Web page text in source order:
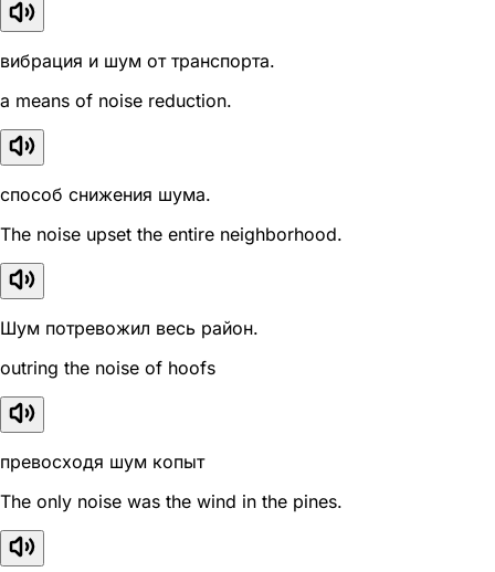
вибрация и шум от транспорта.
a means of noise reduction.
способ снижения шума.
The noise upset the entire neighborhood.
Шум потревожил весь район.
outring the noise of hoofs
превосходя шум копыт
The only noise was the wind in the pines.